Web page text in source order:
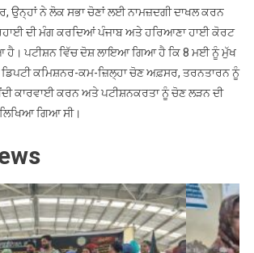
ਉਨ੍ਹਾਂ ਨੇ ਲੋਕ ਸਭਾ ਚੋਣਾਂ ਲਈ ਨਾਮਜ਼ਦਗੀ ਦਾਖਲ ਕਰਨ
ਦੀ ਮੰਗ ਕਰਦਿਆਂ ਪੰਜਾਬ ਅਤੇ ਹਰਿਆਣਾ ਹਾਈ ਕੋਰਟ
ਹੈ। ਪਟੀਸ਼ਨ ਵਿੱਚ ਦੋਸ਼ ਲਾਇਆ ਗਿਆ ਹੈ ਕਿ 8 ਮਈ ਨੂੰ ਮੁੱਖ
ਕਮਿਸ਼ਨਰ-ਕਮ-ਜ਼ਿਲ੍ਹਾ ਚੋਣ ਅਫ਼ਸਰ, ਤਰਨਤਾਰਨ ਨੂੰ
ਕਾਰਵਾਈ ਕਰਨ ਅਤੇ ਪਟੀਸ਼ਨਕਰਤਾ ਨੂੰ ਚੋਣ ਲੜਨ ਦੀ
ਗਿਆ ਸੀ।